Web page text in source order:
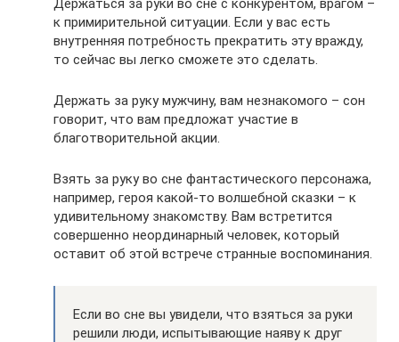
Держаться за руки во сне с конкурентом, врагом –
к примирительной ситуации. Если у вас есть
внутренняя потребность прекратить эту вражду,
то сейчас вы легко сможете это сделать.
Держать за руку мужчину, вам незнакомого – сон
говорит, что вам предложат участие в
благотворительной акции.
Взять за руку во сне фантастического персонажа,
например, героя какой-то волшебной сказки – к
удивительному знакомству. Вам встретится
совершенно неординарный человек, который
оставит об этой встрече странные воспоминания.
Если во сне вы увидели, что взяться за руки
решили люди, испытывающие наяву к друг